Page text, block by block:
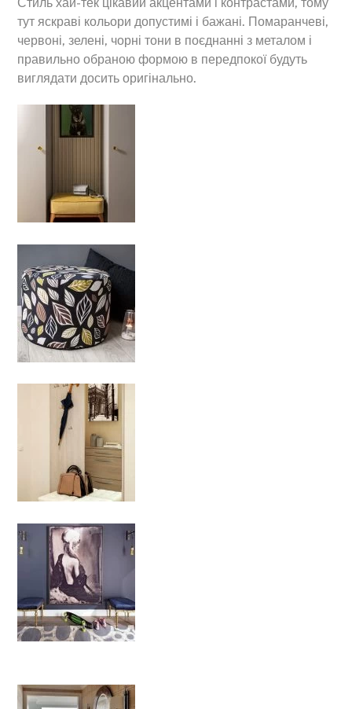
тут яскраві кольори допустимі і бажані. Помаранчеві,
червоні, зелені, чорні тони в поєднанні з металом і
правильно обраною формою в передпокої будуть
виглядати досить оригінально.